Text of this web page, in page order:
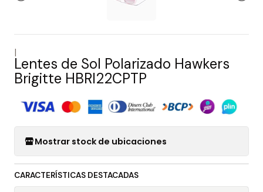
|
Lentes de Sol Polarizado Hawkers
Brigitte HBRI22CPTP
Mostrar stock de ubicaciones
CARACTERÍSTICAS DESTACADAS